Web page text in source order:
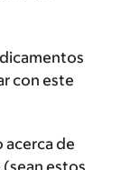
con este
acerca de
estos